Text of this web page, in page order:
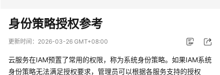
最
新
动
产
身份策略授权参考
更新时间： 2026-03-26 GMT+08:00
云服务在IAM预置了常用的权限，称为系统身份策略。如果IAM系统
身份策略无法满足授权要求，管理员可以根据各服务支持的授权